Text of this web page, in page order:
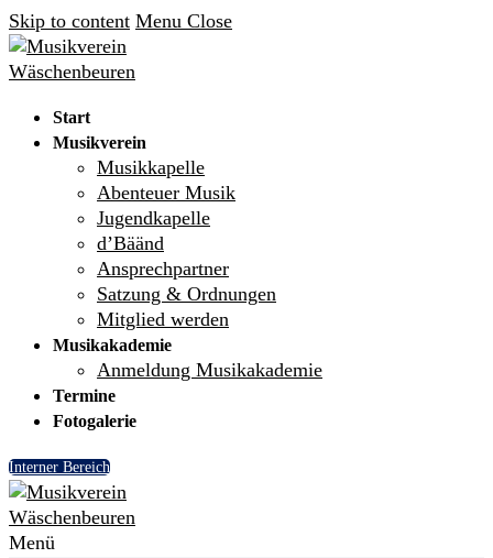
Skip to content Menu Close
Start
Musikverein
Musikkapelle
Abenteuer Musik
Jugendkapelle
d’Bäänd
Ansprechpartner
Satzung & Ordnungen
Mitglied werden
Musikakademie
Anmeldung Musikakademie
Termine
Fotogalerie
Interner Bereich
Menü